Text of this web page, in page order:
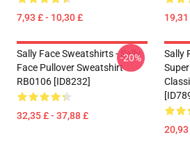
7,93 £ - 10,30 £
Sally Face Sweatshirts - Sally
Face Pullover Sweatshirt
RB0106 [ID8232]
32,35 £ - 37,88 £
-20%
Sally